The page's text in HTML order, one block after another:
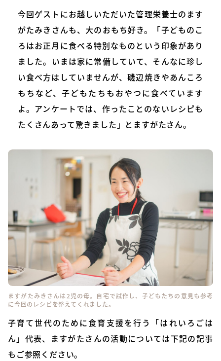
今回ゲストにお越しいただいた管理栄養士のます
がたみきさんも、大のおもち好き。「子どものこ
ろはお正月に食べる特別なものという印象があり
ました。いまは家に常備していて、そんなに珍し
い食べ方はしていませんが、磯辺焼きやあんころ
もちなど、子どもたちもおやつに食べています
よ。アンケートでは、作ったことのないレシピも
たくさんあって驚きました」とますがたさん。
ますがたみきさんは2児の母。自宅で試作し、子どもたちの意見も参考
に今回のレシピを整えてくれました。
子育て世代のために食育支援を行う「はれいろごは
ん」代表、ますがたさんの活動については下記の記事
もご参照ください。